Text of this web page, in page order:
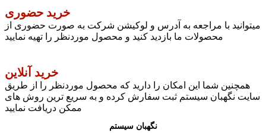
خرید حضوری
میتوانید با مراجعه به آدرس و لوکیشن شرکت به صورت حضوری از
محصولات ما بازدید کنید و محصول موردنظر را تهیه نمایید
خرید آنلاین
همچنین شما این امکان را دارید که محصول موردنظر را از طریق
سایت نگهبان سیستم ثبت سفارش کرده و به سریع ترین روش های
ممکن دریافت نمایید
نگهبان سیستم